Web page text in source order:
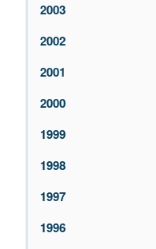
2003
2002
2001
2000
1999
1998
1997
1996